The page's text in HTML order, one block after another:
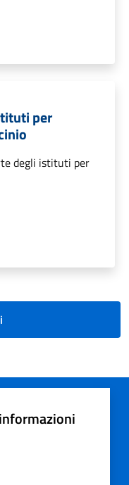
per
degli istituti per